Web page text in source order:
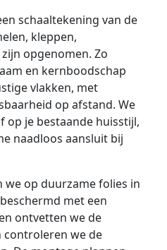
schaaltekening van de
kleppen,
opgenomen. Zo
en kernboodschap
vlakken, met
op afstand. We
op je bestaande huisstijl,
naadloos aansluit bij
op duurzame folies in
met een
ontvetten we de
we de